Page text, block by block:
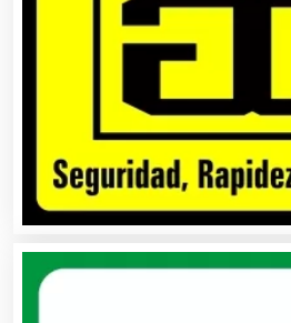
Artículos Importados
Artículos para el Hogar
Artículos para Regalos
Artículos Personales